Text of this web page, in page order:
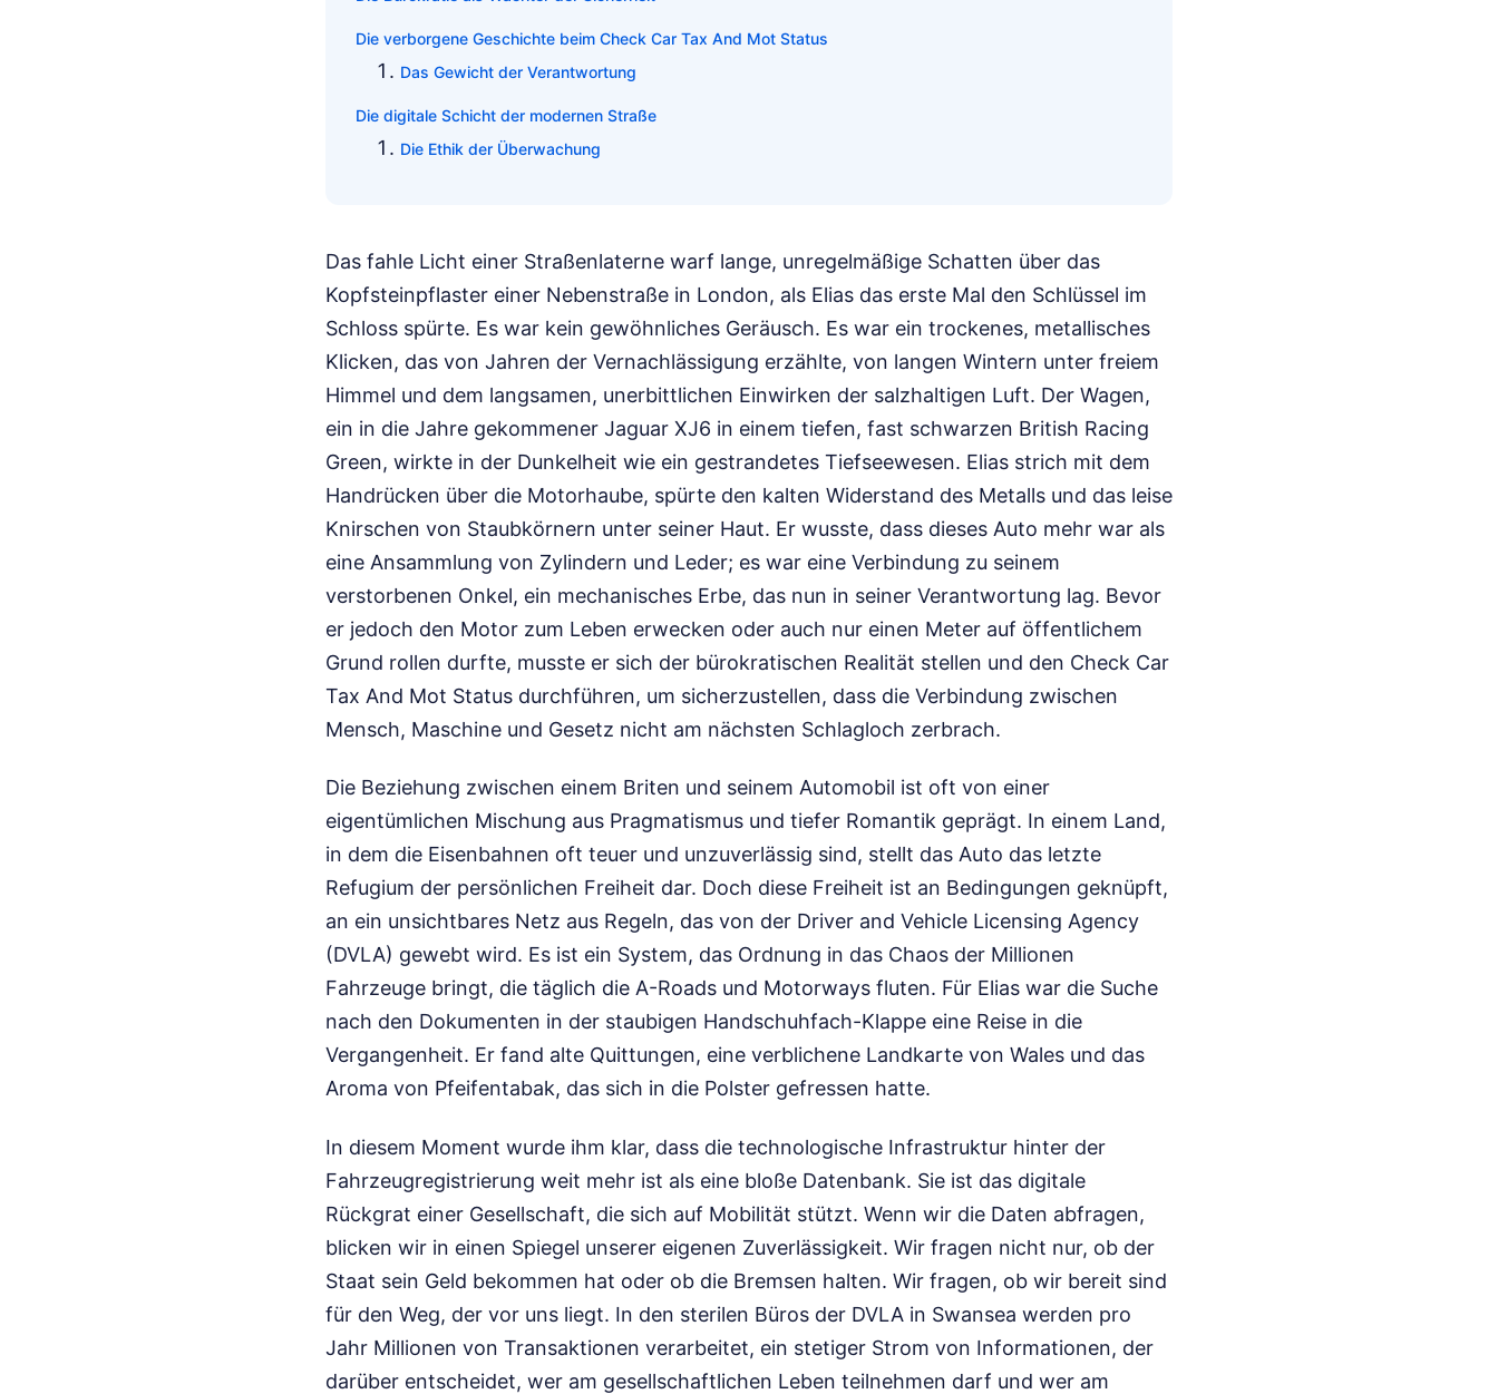
Die verborgene Geschichte beim Check Car Tax And Mot Status
Das Gewicht der Verantwortung
Die digitale Schicht der modernen Straße
Die Ethik der Überwachung
Das fahle Licht einer Straßenlaterne warf lange, unregelmäßige Schatten über das
Kopfsteinpflaster einer Nebenstraße in London, als Elias das erste Mal den Schlüssel im
Schloss spürte. Es war kein gewöhnliches Geräusch. Es war ein trockenes, metallisches
Klicken, das von Jahren der Vernachlässigung erzählte, von langen Wintern unter freiem
Himmel und dem langsamen, unerbittlichen Einwirken der salzhaltigen Luft. Der Wagen,
ein in die Jahre gekommener Jaguar XJ6 in einem tiefen, fast schwarzen British Racing
Green, wirkte in der Dunkelheit wie ein gestrandetes Tiefseewesen. Elias strich mit dem
Handrücken über die Motorhaube, spürte den kalten Widerstand des Metalls und das leise
Knirschen von Staubkörnern unter seiner Haut. Er wusste, dass dieses Auto mehr war als
eine Ansammlung von Zylindern und Leder; es war eine Verbindung zu seinem
verstorbenen Onkel, ein mechanisches Erbe, das nun in seiner Verantwortung lag. Bevor
er jedoch den Motor zum Leben erwecken oder auch nur einen Meter auf öffentlichem
Grund rollen durfte, musste er sich der bürokratischen Realität stellen und den Check Car
Tax And Mot Status durchführen, um sicherzustellen, dass die Verbindung zwischen
Mensch, Maschine und Gesetz nicht am nächsten Schlagloch zerbrach.
Die Beziehung zwischen einem Briten und seinem Automobil ist oft von einer
eigentümlichen Mischung aus Pragmatismus und tiefer Romantik geprägt. In einem Land,
in dem die Eisenbahnen oft teuer und unzuverlässig sind, stellt das Auto das letzte
Refugium der persönlichen Freiheit dar. Doch diese Freiheit ist an Bedingungen geknüpft,
an ein unsichtbares Netz aus Regeln, das von der Driver and Vehicle Licensing Agency
(DVLA) gewebt wird. Es ist ein System, das Ordnung in das Chaos der Millionen
Fahrzeuge bringt, die täglich die A-Roads und Motorways fluten. Für Elias war die Suche
nach den Dokumenten in der staubigen Handschuhfach-Klappe eine Reise in die
Vergangenheit. Er fand alte Quittungen, eine verblichene Landkarte von Wales und das
Aroma von Pfeifentabak, das sich in die Polster gefressen hatte.
In diesem Moment wurde ihm klar, dass die technologische Infrastruktur hinter der
Fahrzeugregistrierung weit mehr ist als eine bloße Datenbank. Sie ist das digitale
Rückgrat einer Gesellschaft, die sich auf Mobilität stützt. Wenn wir die Daten abfragen,
blicken wir in einen Spiegel unserer eigenen Zuverlässigkeit. Wir fragen nicht nur, ob der
Staat sein Geld bekommen hat oder ob die Bremsen halten. Wir fragen, ob wir bereit sind
für den Weg, der vor uns liegt. In den sterilen Büros der DVLA in Swansea werden pro
Jahr Millionen von Transaktionen verarbeitet, ein stetiger Strom von Informationen, der
darüber entscheidet, wer am gesellschaftlichen Leben teilnehmen darf und wer am